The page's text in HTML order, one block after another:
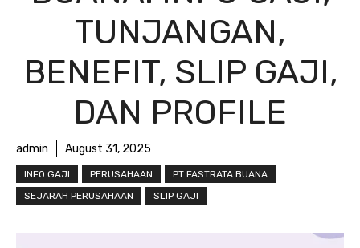
TUNJANGAN,
BENEFIT, SLIP GAJI,
DAN PROFILE
admin August 31, 2025
INFO GAJI PERUSAHAAN
PT FASTRATA BUANA
SEJARAH PERUSAHAAN
SLIP GAJI